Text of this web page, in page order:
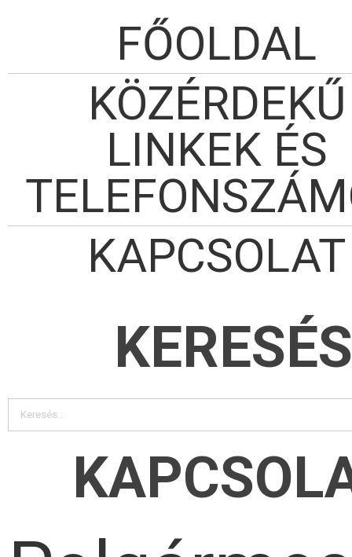
FŐOLDAL
KÖZÉRDEKŰ
LINKEK ÉS
KAPCSOLAT
KERESÉS